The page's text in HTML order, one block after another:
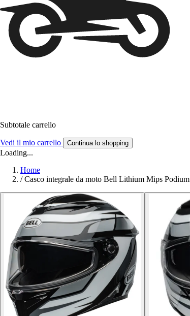
Subtotale carrello
Vedi il mio carrello Continua lo shopping
Loading...
Home
/ Casco integrale da moto Bell Lithium Mips Podium